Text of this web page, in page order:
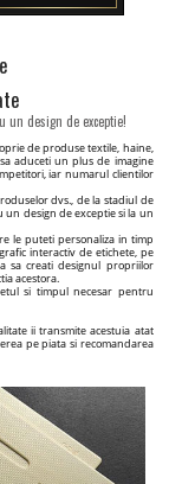
un design de exceptie!
de produse textile, haine,
aduceti un plus de imagine
iar numarul clientilor
dvs., de la stadiul de
un design de exceptie si la un
le puteti personaliza in timp
interactiv de etichete, pe
sa creati designul propriilor
acestora.
si timpul necesar pentru
ii transmite acestuia atat
pe piata si recomandarea